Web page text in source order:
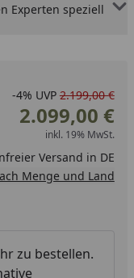
Experten speziell
-4% UVP 2.199,00 €
2.099,00 €
inkl. 19% MwSt.
Versand in DE
Menge und Land
zu bestellen.